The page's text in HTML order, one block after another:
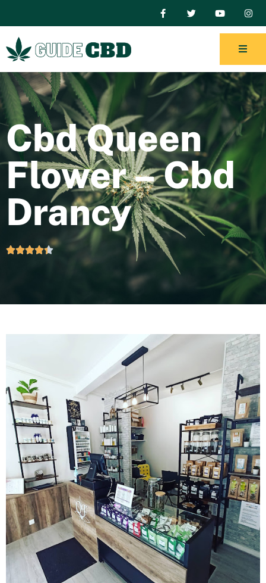
Cbd Queen
Flower – Cbd
Drancy
